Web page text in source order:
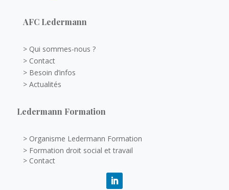
AFC Ledermann
> Qui sommes-nous ?
> Contact
> Besoin d’infos
> Actualités
Ledermann Formation
> Organisme Ledermann Formation
> Formation droit social et travail
> Contact